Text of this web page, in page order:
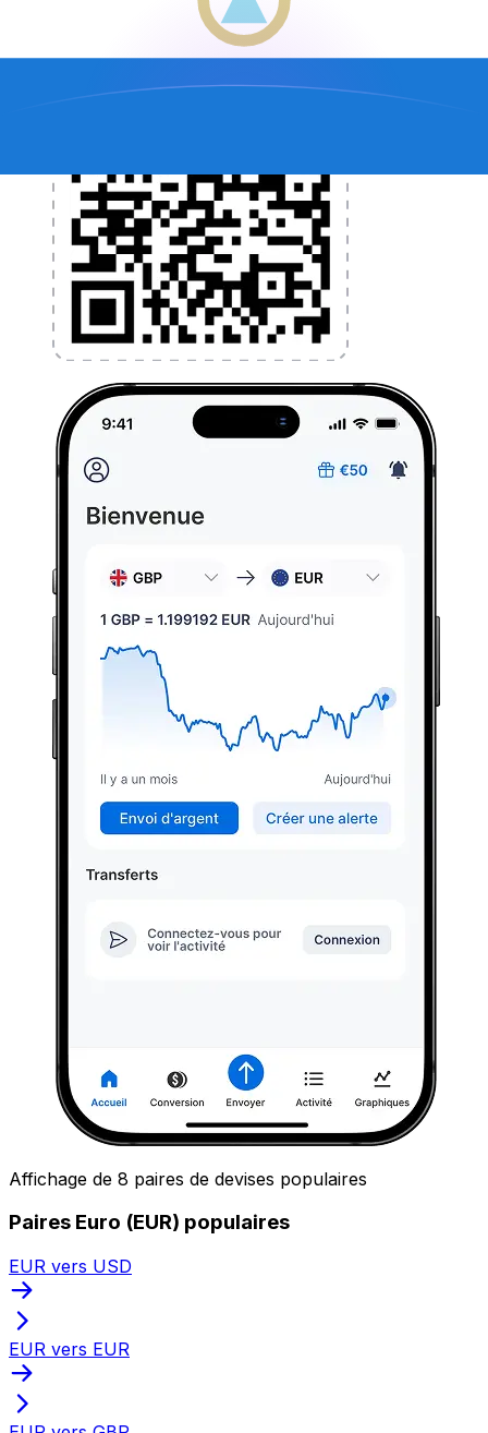
Affichage de 8 paires de devises populaires
Paires Euro (EUR) populaires
EUR vers USD
EUR vers EUR